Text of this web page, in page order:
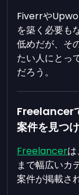
Fiverrや
を築く必要も
低めだが、そ
たい人にとっ
だろう。
Freelancer
案件を見つ
Freelancer
まで幅広いカ
案件が掲載さ